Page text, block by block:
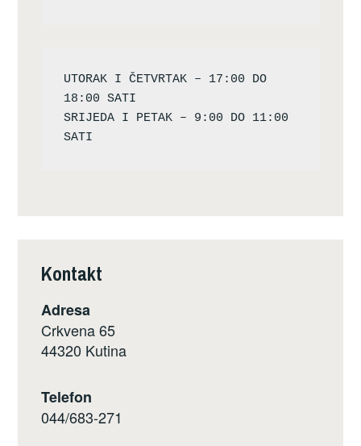
UTORAK I ČETVRTAK – 17:00 DO
18:00 SATI
SRIJEDA I PETAK – 9:00 DO 11:00
Kontakt
Adresa
Crkvena 65
44320 Kutina
Telefon
044/683-271